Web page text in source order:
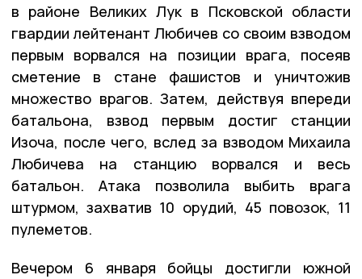
в районе Великих Лук в Псковской области
гвардии лейтенант Любичев со своим взводом
первым ворвался на позиции врага, посеяв
сметение в стане фашистов и уничтожив
множество врагов. Затем, действуя впереди
батальона, взвод первым достиг станции
Изоча, после чего, вслед за взводом Михаила
Любичева на станцию ворвался и весь
батальон. Атака позволила выбить врага
штурмом, захватив 10 орудий, 45 повозок, 11
пулеметов.
Вечером 6 января бойцы достигли южной